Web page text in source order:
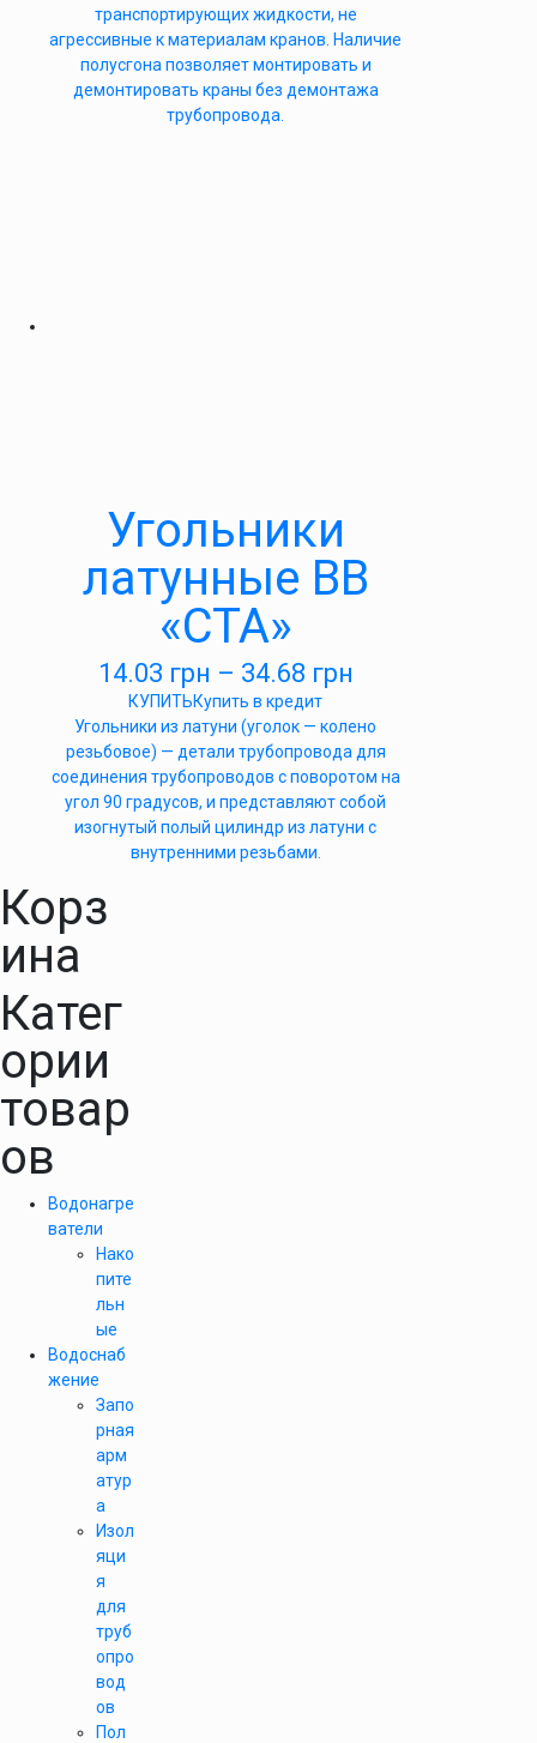
транспортирующих жидкости, не
агрессивные к материалам кранов. Наличие
полусгона позволяет монтировать и
демонтировать краны без демонтажа
трубопровода.
Угольники
латунные ВВ
«СТА»
14.03 грн – 34.68 грн
КУПИТЬКупить в кредит
Угольники из латуни (уголок — колено
резьбовое) — детали трубопровода для
соединения трубопроводов с поворотом на
угол 90 градусов, и представляют собой
изогнутый полый цилиндр из латуни с
внутренними резьбами.
Корз
ина
Катег
ории
товар
ов
Водонагре
ватели
Нако
пите
льн
ые
Водоснаб
жение
Запо
рная
арм
атур
а
Изол
яци
я
для
труб
опро
вод
ов
Пол